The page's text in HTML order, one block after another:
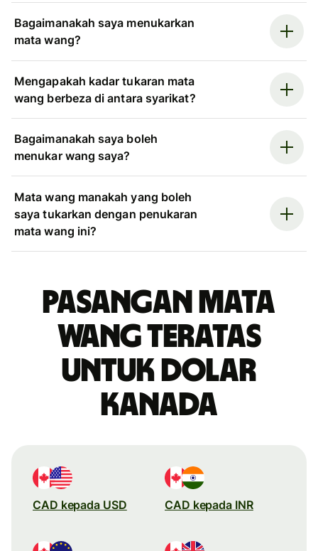
Bagaimanakah saya menukarkan
mata wang?
Mengapakah kadar tukaran mata
wang berbeza di antara syarikat?
Bagaimanakah saya boleh
menukar wang saya?
Mata wang manakah yang boleh
saya tukarkan dengan penukaran
mata wang ini?
Pasangan mata
wang teratas
untuk dolar
Kanada
CAD kepada USD CAD kepada INR